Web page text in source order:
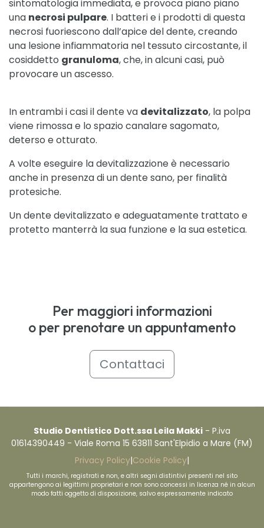
sintomatologia immediata, e provoca piano piano
una necrosi pulpare. I batteri e i prodotti di questa
necrosi fuoriescono dall’apice del dente, creando
una lesione infiammatoria nel tessuto circostante, il
cosiddetto granuloma, che, in alcuni casi, può
provocare un ascesso.
In entrambi i casi il dente va devitalizzato, la polpa
viene rimossa e lo spazio canalare sagomato,
deterso e otturato.
A volte eseguire la devitalizzazione è necessario
anche in presenza di un dente sano, per finalità
protesiche.
Un dente devitalizzato e adeguatamente trattato e
protetto manterrà la sua funzione e la sua estetica.
Per maggiori informazioni
o per prenotare un appuntamento
Contattaci
Studio Dentistico Dott.ssa Leila Makki - P.iva
01614390449 - Viale Roma 15 63811 Sant'Elpidio a Mare (FM)
Privacy Policy|Cookie Policy|
Tutti i marchi, registrati e non, e altri segni distintivi presenti nel sito
appartengono ai legittimi proprietari e non sono concessi in licenza né in alcun
modo fatti oggetto di disposizione, salvo espressamente indicato